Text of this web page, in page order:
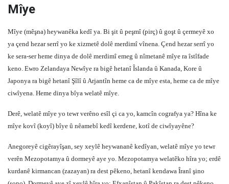
Mîye
Mîye (mêşna) heywanêka kedî ya. Bi şit û peşmî (pirç) û goşt û çermeyê xo
ya çend hezar serrî yo ke xizmetê dolê merdimî vînena. Çend hezar serrî yo
ke sera-ser heme dinya de dolê merdimî emeg û nîmetanê mîye ra îstîfade
keno. Ewro Zelandaya Newîye ra bigê hetanî Îslanda û Kanada, Kore û
Japonya ra bigê hetanî Şîlî û Arjantîn heme ca de mîye esta, heme ca de mîye
ciwîyena. Heme dinya bîya welatê mîye.
Derê, welatê mîye yo tewr verêno esîl çi ca yo, kamcîn cografya ya? Hîna ke
mîye kovî (koyî) bîye û nêamebî kedî kerdene, kotî de ciwîyayêne?
Anegoreyê cigêrayîşan, sey xeylê heywananê kedîyan, welatê mîye yo tewr
verên Mezopotamya û dormeyê aye yo. Mezopotamya welatêko hîra yo; erdê
kurdanê kirmancan (zazayan) ra dest pêkeno, hetanî kendawa Îranî şino